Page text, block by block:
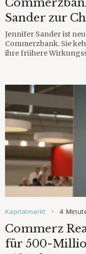
Sander zur
Jennifer Sander ist
Commerzbank. Sie
ihre frühere
Kapitalmarkt • 4
Commerz
für 500-